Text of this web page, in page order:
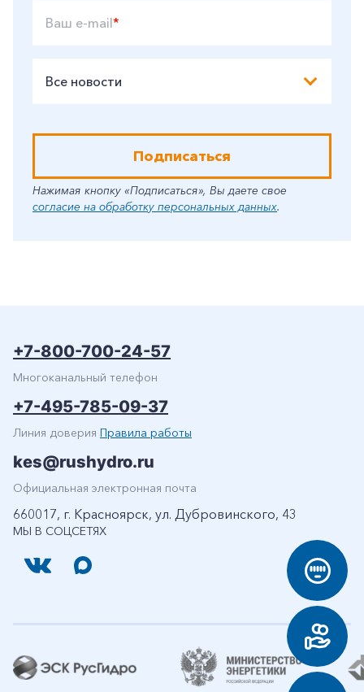
Ваш e-mail*
Все новости
Подписаться
Нажимая кнопку «Подписаться», Вы даете свое
согласие на обработку персональных данных.
МЫ В СОЦСЕТЯХ
+7-800-700-24-57
Многоканальный телефон
+7-495-785-09-37
Линия доверия Правила работы
kes@rushydro.ru
Официальная электронная почта
660017, г. Красноярск, ул. Дубровинского, 43